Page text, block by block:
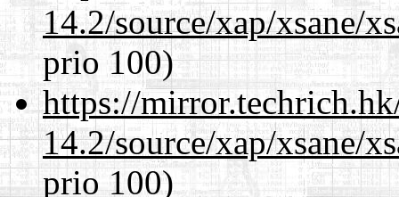
14.2/source/xap/xsane/
prio 100)
https://
14.2/source/xap/xsane/
prio 100)